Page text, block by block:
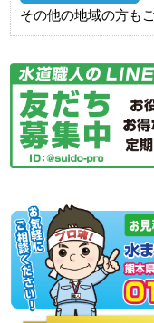
その他の地域の方も